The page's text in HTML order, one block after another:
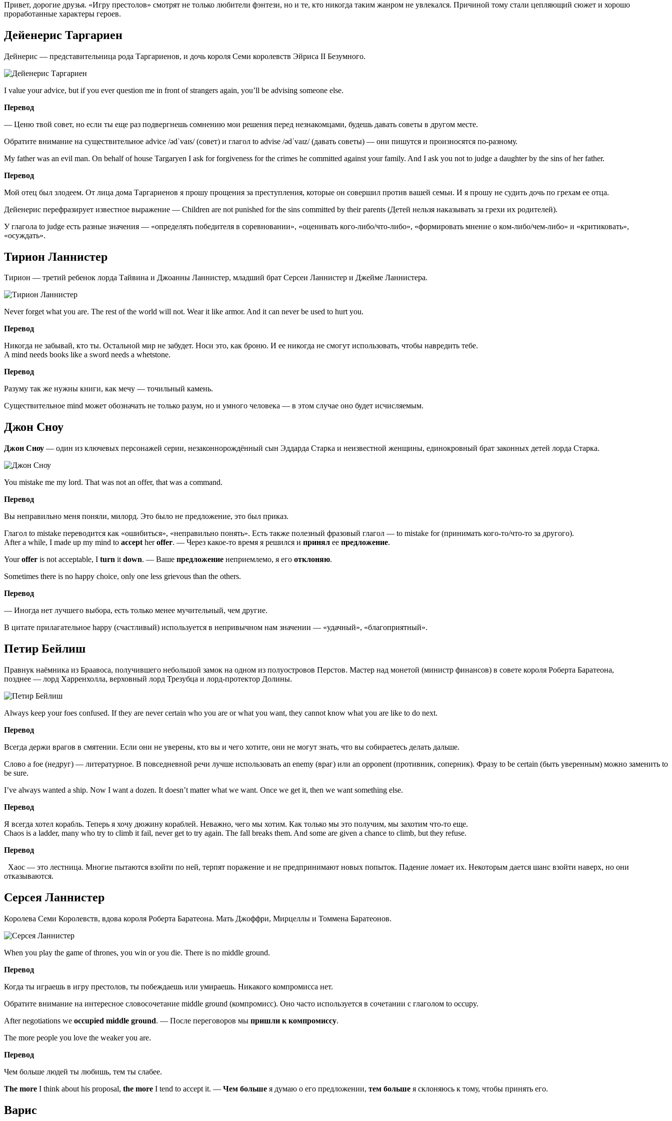
Привет, дорогие друзья. «Игру престолов» смотрят не только любители фэнтези, но и те, кто никогда таким жанром не увлекался. Причиной тому стали цепляющий сюжет и хорошо
проработанные характеры героев.
Дейенерис Таргариен
Дейнерис — представительница рода Таргариенов, и дочь короля Семи королевств Эйриса II Безумного.
I value your advice, but if you ever question me in front of strangers again, you’ll be advising someone else.
Перевод
— Ценю твой совет, но если ты еще раз подвергнешь сомнению мои решения перед незнакомцами, будешь давать советы в другом месте.
Обратите внимание на существительное advice /ədˈvaɪs/ (совет) и глагол to advise /ədˈvaɪz/ (давать советы) — они пишутся и произносятся по-разному.
My father was an evil man. On behalf of house Targaryen I ask for forgiveness for the crimes he committed against your family. And I ask you not to judge a daughter by the sins of her father.
Перевод
Мой отец был злодеем. От лица дома Таргариенов я прошу прощения за преступления, которые он совершил против вашей семьи. И я прошу не судить дочь по грехам ее отца.
Дейенерис перефразирует известное выражение — Children are not punished for the sins committed by their parents (Детей нельзя наказывать за грехи их родителей).
У глагола to judge есть разные значения — «определять победителя в соревновании», «оценивать кого-либо/что-либо», «формировать мнение о ком-либо/чем-либо» и «критиковать»,
«осуждать».
Тирион Ланнистер
Тирион — третий ребенок лорда Тайвина и Джоанны Ланнистер, младший брат Серсеи Ланнистер и Джейме Ланнистера.
Never forget what you are. The rest of the world will not. Wear it like armor. And it can never be used to hurt you.
Перевод
Никогда не забывай, кто ты. Остальной мир не забудет. Носи это, как броню. И ее никогда не смогут использовать, чтобы навредить тебе.
A mind needs books like a sword needs a whetstone.
Перевод
Разуму так же нужны книги, как мечу — точильный камень.
Существительное mind может обозначать не только разум, но и умного человека — в этом случае оно будет исчисляемым.
Джон Сноу
Джон Сноу — один из ключевых персонажей серии, незаконнорождённый сын Эддарда Старка и неизвестной женщины, единокровный брат законных детей лорда Старка.
You mistake me my lord. That was not an offer, that was a command.
Перевод
Вы неправильно меня поняли, милорд. Это было не предложение, это был приказ.
Глагол to mistake переводится как «ошибиться», «неправильно понять». Есть также полезный фразовый глагол — to mistake for (принимать кого-то/что-то за другого).
After a while, I made up my mind to accept heroffer. — Через какое-то время я решился и принял ее предложение.
Youroffer is not acceptable, I turn it down. — Ваше предложение неприемлемо, я его отклоняю.
Sometimes there is no happy choice, only one less grievous than the others.
Перевод
— Иногда нет лучшего выбора, есть только менее мучительный, чем другие.
В цитате прилагательное happy (счастливый) используется в непривычном нам значении — «удачный», «благоприятный».
Петир Бейлиш
Правнук наёмника из Браавоса, получившего небольшой замок на одном из полуостровов Перстов. Мастер над монетой (министр финансов) в совете короля Роберта Баратеона,
позднее — лорд Харренхолла, верховный лорд Трезубца и лорд-протектор Долины.
Always keep your foes confused. If they are never certain who you are or what you want, they cannot know what you are like to do next.
Перевод
Всегда держи врагов в смятении. Если они не уверены, кто вы и чего хотите, они не могут знать, что вы собираетесь делать дальше.
Слово a foe (недруг) — литературное. В повседневной речи лучше использовать an enemy (враг) или an opponent (противник, соперник). Фразу to be certain (быть уверенным) можно заменить to
be sure.
I’ve always wanted a ship. Now I want a dozen. It doesn’t matter what we want. Once we get it, then we want something else.
Перевод
Я всегда хотел корабль. Теперь я хочу дюжину кораблей. Неважно, чего мы хотим. Как только мы это получим, мы захотим что-то еще.
Chaos is a ladder, many who try to climb it fail, never get to try again. The fall breaks them. And some are given a chance to climb, but they refuse.
Перевод
Хаос — это лестница. Многие пытаются взойти по ней, терпят поражение и не предпринимают новых попыток. Падение ломает их. Некоторым дается шанс взойти наверх, но они
отказываются.
Серсея Ланнистер
Королева Семи Королевств, вдова короля Роберта Баратеона. Мать Джоффри, Мирцеллы и Томмена Баратеонов.
When you play the game of thrones, you win or you die. There is no middle ground.
Перевод
Когда ты играешь в игру престолов, ты побеждаешь или умираешь. Никакого компромисса нет.
Обратите внимание на интересное словосочетание middle ground (компромисс). Оно часто используется в сочетании с глаголом to occupy.
After negotiations we occupied middle ground. — После переговоров мы пришли к компромиссу.
The more people you love the weaker you are.
Перевод
Чем больше людей ты любишь, тем ты слабее.
The more I think about his proposal, the more I tend to accept it. — Чем больше я думаю о его предложении, тем больше я склоняюсь к тому, чтобы принять его.
Варис